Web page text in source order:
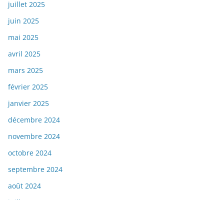
juillet 2025
juin 2025
mai 2025
avril 2025
mars 2025
février 2025
janvier 2025
décembre 2024
novembre 2024
octobre 2024
septembre 2024
août 2024